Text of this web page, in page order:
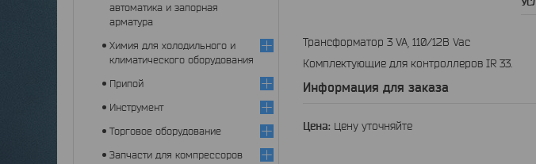
Трансформатор 3 VA, 110/12В Vac
Комплектующие для контроллеров IR 33.
Информация для заказа
Цена: Цену уточняйте
автоматика и запорная
арматура
Химия для холодильного и
климатического оборудования
Припой
Инструмент
Торговое оборудование
Запчасти для компрессоров